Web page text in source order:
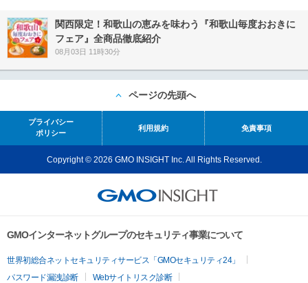
関西限定！和歌山の恵みを味わう『和歌山毎度おおきに
フェア』全商品徹底紹介
08月03日 11時30分
ページの先頭へ
プライバシー
ポリシー
利用規約 免責事項
Copyright © 2026 GMO INSIGHT Inc. All Rights Reserved.
GMOインターネットグループのセキュリティ事業について
世界初総合ネットセキュリティサービス「GMOセキュリティ24」
パスワード漏洩診断
Webサイトリスク診断